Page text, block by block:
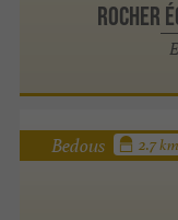
ROCHER
Bedous 2.7 km